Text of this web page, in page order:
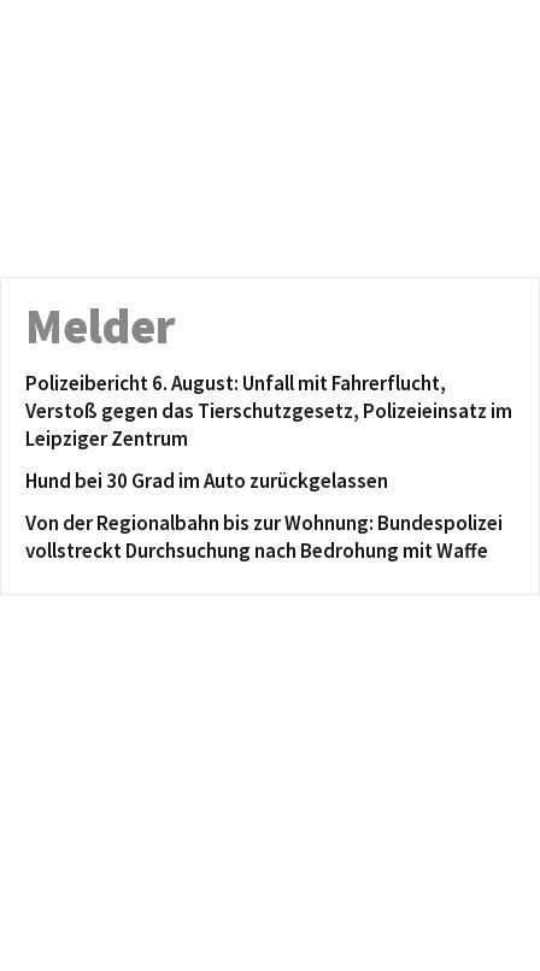
Melder
Polizeibericht 6. August: Unfall mit Fahrerflucht,
Verstoß gegen das Tierschutzgesetz, Polizeieinsatz im
Leipziger Zentrum
Hund bei 30 Grad im Auto zurückgelassen
Von der Regionalbahn bis zur Wohnung: Bundespolizei
vollstreckt Durchsuchung nach Bedrohung mit Waffe